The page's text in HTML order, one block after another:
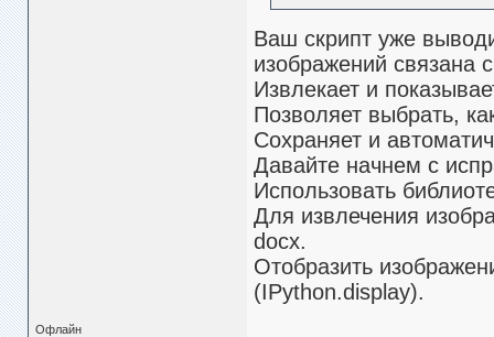
Ваш скрипт уже
изображений связана
Извлекает и
Позволяет выбрать,
Сохраняет и
Давайте начнем с
Использовать
Для извлечения
docx.
Отобразить
(IPython.display).
Офлайн